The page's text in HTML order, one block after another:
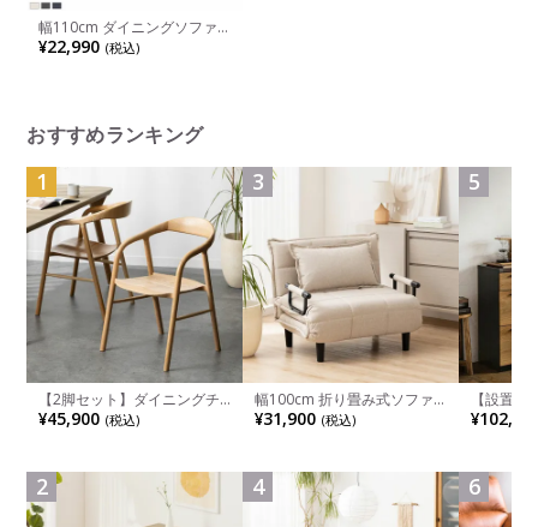
幅110cm ダイニングソファ
右コーナー用 日本製 小さめ
コーナーソファ 二人用 コン
¥22,990 (税込)
おすすめランキング
1
【2脚セット】ダイニングチ
ェア 木製 LUGA 肘付き チェ
ア 天然木 リビング椅子 板座
ュラル ブラウン 完成品
¥45,900 (税込)
2
3
幅100cm 折り畳み式ソファ
ベッド コンパクト リクライ
ニング カウチスタイル 省ス
¥31,900 (税込)
4
5
【設置
チンカウ
板 引き出
れ ウッデ
ル グレー
6